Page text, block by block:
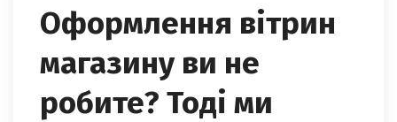
Оформлення вітрин
магазину ви не
робите? Тоді ми